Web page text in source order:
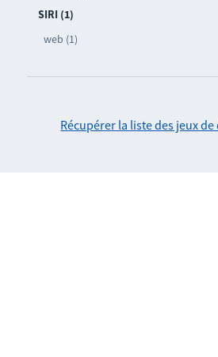
SIRI (1)
web (1)
Récupérer la liste des jeux de